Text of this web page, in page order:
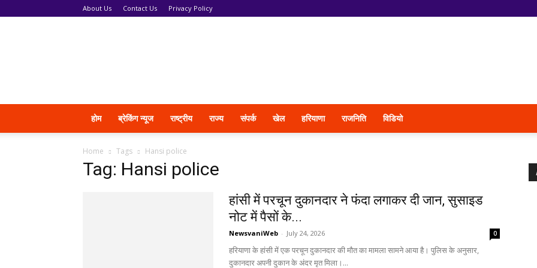
About Us Contact Us Privacy Policy
होम ब्रेकिंग न्यूज राष्ट्रीय राज्य संपर्क खेल हरियाणा राजनिति विडियो
Home Tags Hansi police
Tag: Hansi police
हांसी में परचून दुकानदार ने फंदा लगाकर दी जान, सुसाइड
नोट में पैसों के...
NewsvaniWeb - July 24, 2026 0
हरियाणा के हांसी में एक परचून दुकानदार की मौत का मामला सामने आया है। पुलिस के अनुसार,
दुकानदार अपनी दुकान के अंदर मृत मिला।...